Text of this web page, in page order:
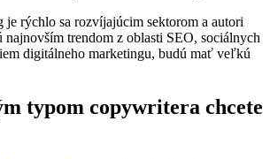
je rýchlo sa rozvíjajúcim sektorom a autori
trendom z oblasti SEO, sociálnych
digitálneho marketingu, budú mať veľkú
typom copywritera chcete